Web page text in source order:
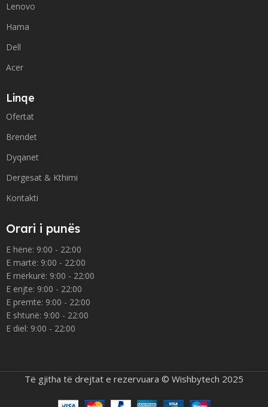
Lenovo
Hama
Dell
Acer
Linqe
Ofertat
Brendet
Dyqanet
Dergesat & Kthimi
Kontakti
Orari i punës
E hënë: 9:00 - 22:00
E martë: 9:00 - 22:00
E mërkurë: 9:00 - 22:00
E enjte: 9:00 - 22:00
E premte: 9:00 - 22:00
E shtunë: 9:00 - 22:00
E diel: 9:00 - 22:00
Të gjitha të drejtat e rezervuara © Wishbytech 2025